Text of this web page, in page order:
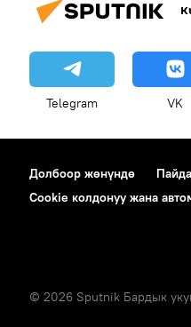
Telegram VK
Долбоор жөнүндө
Cookie колдонуу жана
© 2026 Sputnik Бардык